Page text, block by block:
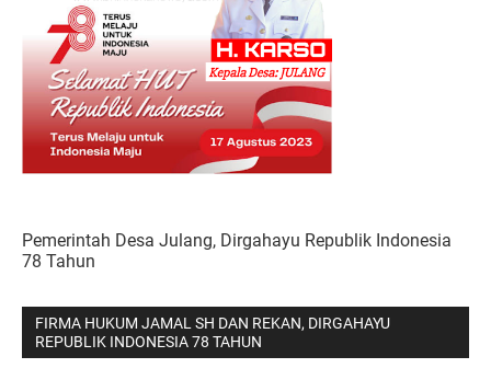
Pemerintah Desa Julang, Dirgahayu Republik Indonesia
78 Tahun
FIRMA HUKUM JAMAL SH DAN REKAN, DIRGAHAYU
REPUBLIK INDONESIA 78 TAHUN